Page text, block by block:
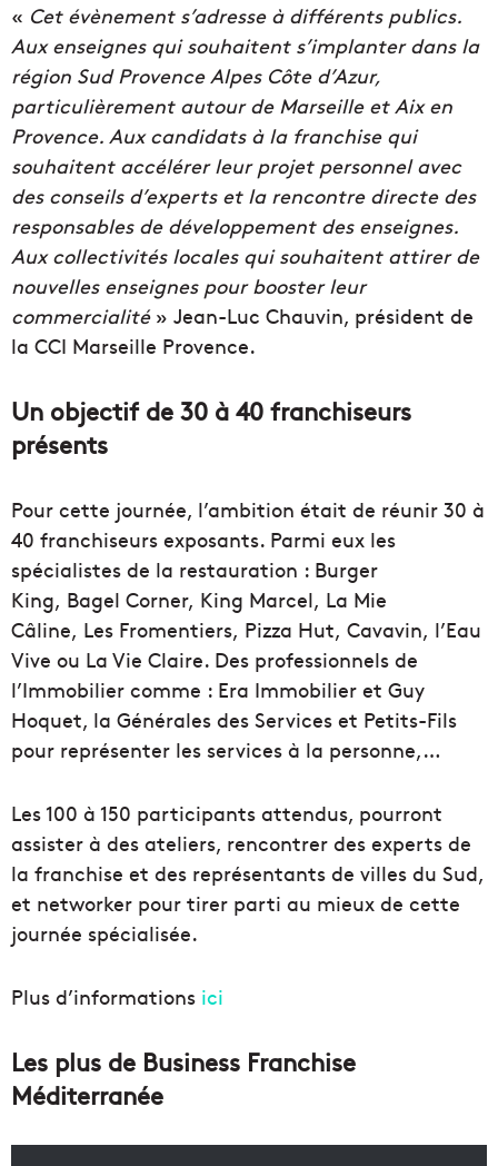
« Cet évènement s’adresse à différents publics.
Aux enseignes qui souhaitent s’implanter dans la
région Sud Provence Alpes Côte d’Azur,
particulièrement autour de Marseille et Aix en
Provence. Aux candidats à la franchise qui
souhaitent accélérer leur projet personnel avec
des conseils d’experts et la rencontre directe des
responsables de développement des enseignes.
Aux collectivités locales qui souhaitent attirer de
nouvelles enseignes pour booster leur
commercialité» Jean-Luc Chauvin, président de
la CCI Marseille Provence.
Un objectif de 30 à 40 franchiseurs
présents
Pour cette journée, l’ambition était de réunir 30 à
40 franchiseurs exposants. Parmi eux les
spécialistes de la restauration : Burger
King, Bagel Corner, King Marcel, La Mie
Câline, Les Fromentiers, Pizza Hut, Cavavin, l’Eau
Vive ou La Vie Claire. Des professionnels de
l’Immobilier comme : Era Immobilier et Guy
Hoquet, la Générales des Services et Petits-Fils
pour représenter les services à la personne,…
Les 100 à 150 participants attendus, pourront
assister à des ateliers, rencontrer des experts de
la franchise et des représentants de villes du Sud,
et networker pour tirer parti au mieux de cette
journée spécialisée.
Plus d’informations ici
Les plus de Business Franchise
Méditerranée